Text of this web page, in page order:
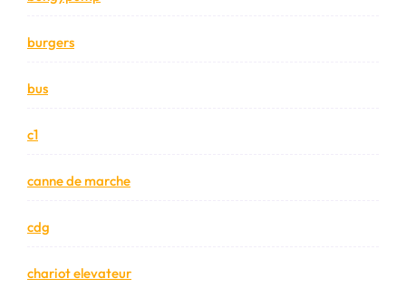
burgers
bus
c1
canne de marche
cdg
chariot elevateur